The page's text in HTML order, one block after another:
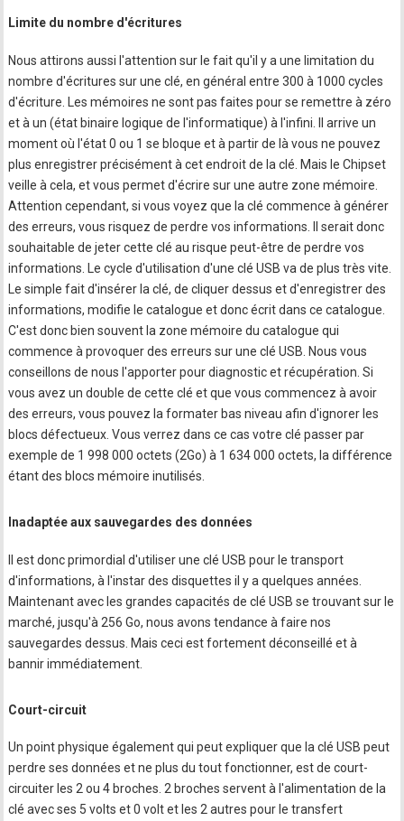
Limite du nombre d'écritures
Nous attirons aussi l'attention sur le fait qu'il y a une limitation du
nombre d'écritures sur une clé, en général entre 300 à 1000 cycles
d'écriture. Les mémoires ne sont pas faites pour se remettre à zéro
et à un (état binaire logique de l'informatique) à l'infini. Il arrive un
moment où l'état 0 ou 1 se bloque et à partir de là vous ne pouvez
plus enregistrer précisément à cet endroit de la clé. Mais le Chipset
veille à cela, et vous permet d'écrire sur une autre zone mémoire.
Attention cependant, si vous voyez que la clé commence à générer
des erreurs, vous risquez de perdre vos informations. Il serait donc
souhaitable de jeter cette clé au risque peut-être de perdre vos
informations. Le cycle d'utilisation d'une clé USB va de plus très vite.
Le simple fait d'insérer la clé, de cliquer dessus et d'enregistrer des
informations, modifie le catalogue et donc écrit dans ce catalogue.
C'est donc bien souvent la zone mémoire du catalogue qui
commence à provoquer des erreurs sur une clé USB. Nous vous
conseillons de nous l'apporter pour diagnostic et récupération. Si
vous avez un double de cette clé et que vous commencez à avoir
des erreurs, vous pouvez la formater bas niveau afin d'ignorer les
blocs défectueux. Vous verrez dans ce cas votre clé passer par
exemple de 1 998 000 octets (2Go) à 1 634 000 octets, la différence
étant des blocs mémoire inutilisés.
Inadaptée aux sauvegardes des données
Il est donc primordial d'utiliser une clé USB pour le transport
d'informations, à l'instar des disquettes il y a quelques années.
Maintenant avec les grandes capacités de clé USB se trouvant sur le
marché, jusqu'à 256 Go, nous avons tendance à faire nos
sauvegardes dessus. Mais ceci est fortement déconseillé et à
bannir immédiatement.
Court-circuit
Un point physique également qui peut expliquer que la clé USB peut
perdre ses données et ne plus du tout fonctionner, est de court-
circuiter les 2 ou 4 broches. 2 broches servent à l'alimentation de la
clé avec ses 5 volts et 0 volt et les 2 autres pour le transfert